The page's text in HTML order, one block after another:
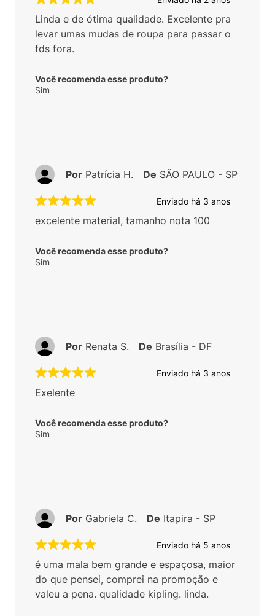
Linda e de ótima qualidade. Excelente pra
levar umas mudas de roupa para passar o
fds fora.
Você recomenda esse produto?
Sim
Enviado há 3 anos
excelente material, tamanho nota 100
Você recomenda esse produto?
Sim
Por Patrícia H. De SÃO PAULO - SP
Enviado há 3 anos
Exelente
Você recomenda esse produto?
Sim
Por Renata S. De Brasília - DF
Enviado há 5 anos
é uma mala bem grande e espaçosa, maior
do que pensei, comprei na promoção e
valeu a pena. qualidade kipling. linda.
Por Gabriela C. De Itapira - SP